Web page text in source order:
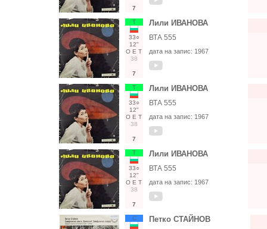
7
Т
33○
12"
О Е Т
38
7
Лили ИВАНОВА
ВТА 555
дата на запис: 1967
Т
33○
12"
О Е Т
38
7
Лили ИВАНОВА
ВТА 555
дата на запис: 1967
Т
33○
12"
О Е Т
38
7
Лили ИВАНОВА
ВТА 555
дата на запис: 1967
С Петко СТАЙНОВ